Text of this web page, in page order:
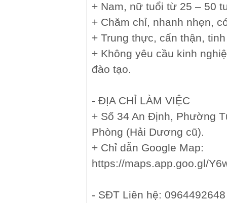
+ Nam, nữ tuổi từ 25 – 50
+ Chăm chỉ, nhanh nhẹn,
+ Trung thực, cẩn thận,
+ Không yêu cầu kinh
đào tạo.
- ĐỊA CHỈ LÀM VIỆC
+ Số 34 An Định, Phường
Phòng (Hải Dương cũ).
+ Chỉ dẫn Google Map:
https://maps.app.goo.gl/
- SĐT Liên hệ: 0964492648